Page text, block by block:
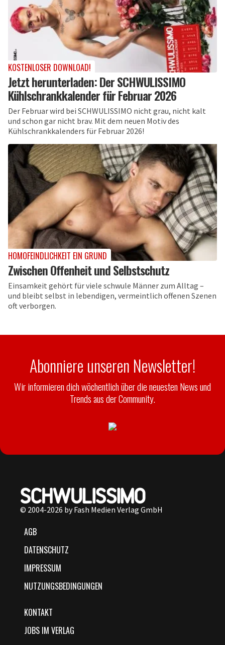
KOSTENLOSER DOWNLOAD!
Jetzt herunterladen: Der SCHWULISSIMO
Kühlschrankkalender für Februar 2026
Der Februar wird bei SCHWULISSIMO nicht grau, nicht kalt
und schon gar nicht brav. Mit dem neuen Motiv des
Kühlschrankkalenders für Februar 2026!
HOMOFEINDLICHKEIT EIN GRUND
Zwischen Offenheit und Selbstschutz
Einsamkeit gehört für viele schwule Männer zum Alltag –
und bleibt selbst in lebendigen, vermeintlich offenen Szenen
oft verborgen.
Abonniere unseren Newsletter!
Wir informieren dich wöchentlich über die neuesten News und
Trends aus der Community.
© 2004-2026 by Fash Medien Verlag GmbH
AGB
DATENSCHUTZ
IMPRESSUM
NUTZUNGSBEDINGUNGEN
KONTAKT
JOBS IM VERLAG